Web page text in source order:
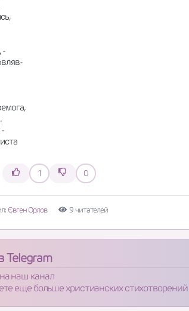
-
1 0
Євген Орлов 9 читателей
Telegram
наш канал
еще больше христианских стихотворений